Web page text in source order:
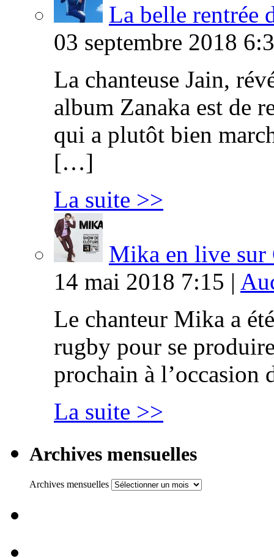
La belle rentrée
03 septembre 2018
La chanteuse Jain,
album Zanaka est de
qui a plutôt bien
[…]
La suite >>
Mika en live
14 mai 2018 7:15 |
Le chanteur Mika a
rugby pour se
prochain à
La suite >>
Archives mensuelles
Archives mensuelles